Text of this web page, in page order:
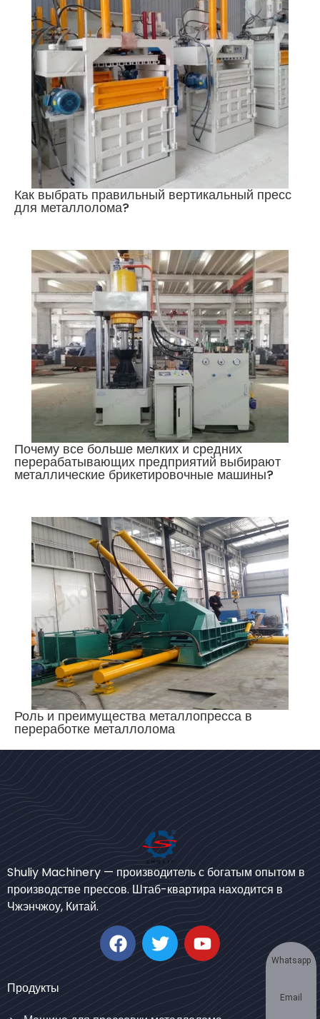
Как выбрать правильный вертикальный пресс
для металлолома?
Почему все больше мелких и средних
перерабатывающих предприятий выбирают
металлические брикетировочные машины?
Роль и преимущества металлопресса в
переработке металлолома
Shuliy Machinery — производитель с богатым опытом в
производстве прессов. Штаб-квартира находится в
Чжэнчжоу, Китай.
Продукты
German
Korean
Whatsapp
Email